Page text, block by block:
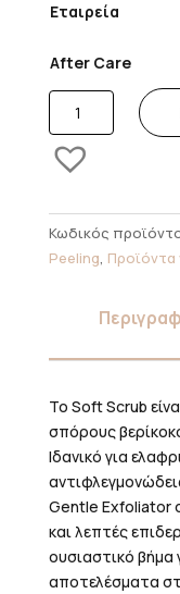
Εταιρεία
After Care
Soft
Scrub
ποσότητα
Κωδικός
Peeling, Προϊόντα
Το Soft Scrub
σπόρους
Ιδανικό για
Gentle Exfoliator
και λεπτές
ουσιαστικό βήμα
αποτελέσματα